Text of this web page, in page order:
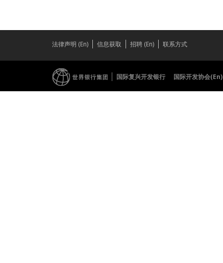
法律声明 (En) 信息获取 招聘 (En) 联系方式
国际复兴开发银行 国际开发协会(En)